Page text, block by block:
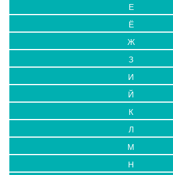
Е
Ё
Ж
З
И
Й
К
Л
М
Н